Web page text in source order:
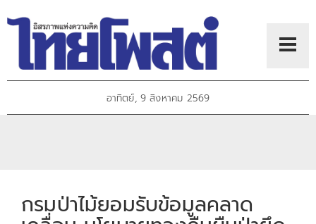
อาทิตย์, 9 สิงหาคม 2569
กรมป่าไม้ยอมรับข้อมูลคลาด